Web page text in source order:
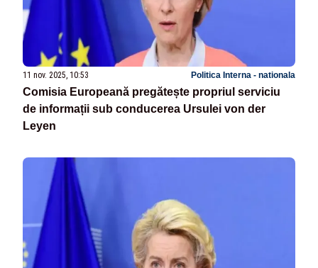
11 nov. 2025, 10:53 Politica Interna - nationala
Comisia Europeană pregătește propriul serviciu
de informații sub conducerea Ursulei von der
Leyen